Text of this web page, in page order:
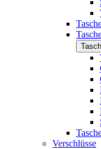
Verschlüsse